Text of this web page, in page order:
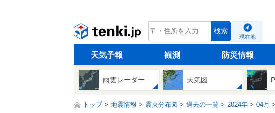
tenki.jp 検索
現在地
天気予報 観測 防災情報
雨雲レーダー 天気図
トップ 地震情報 震央分布図 過去の一覧 2024年 04月